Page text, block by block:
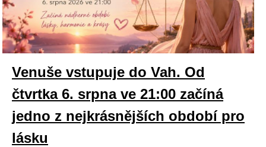
Venuše vstupuje do Vah. Od
čtvrtka 6. srpna ve 21:00 začíná
jedno z nejkrásnějších období pro
lásku